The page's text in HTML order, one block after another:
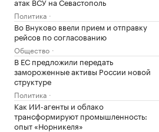
Политика
Во Внуково ввели прием и отправку
рейсов по согласованию
Общество
В ЕС предложили передать
замороженные активы России новой
структуре
Политика
Как ИИ-агенты и облако
трансформируют промышленность:
опыт «Норникеля»